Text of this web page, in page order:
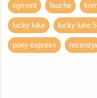
egmont fauche
lucky luke lucky luke
pony express recenzja